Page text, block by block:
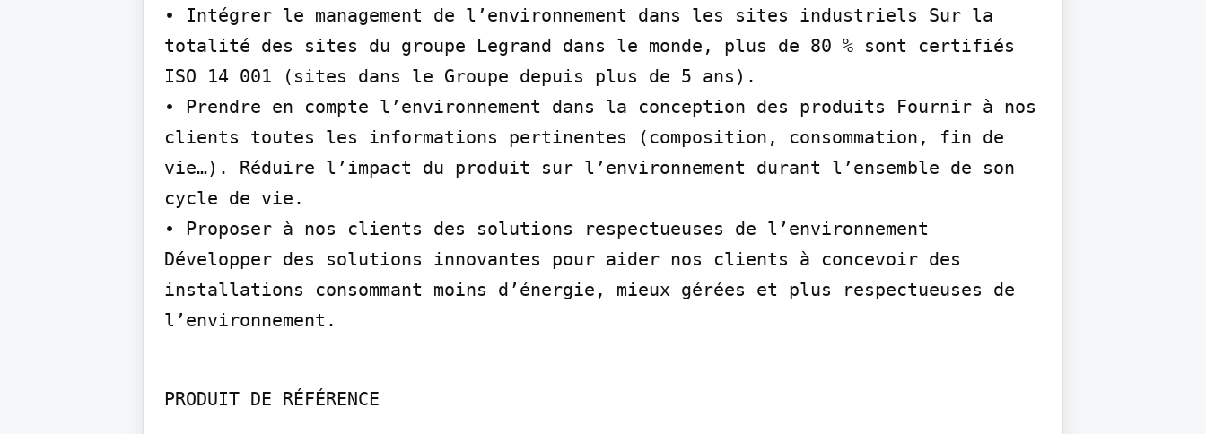
• Intégrer le management de l’environnement dans les sites industriels Sur la
totalité des sites du groupe Legrand dans le monde, plus de 80 % sont certifiés
ISO 14 001 (sites dans le Groupe depuis plus de 5 ans).
• Prendre en compte l’environnement dans la conception des produits Fournir à nos
clients toutes les informations pertinentes (composition, consommation, fin de
vie…). Réduire l’impact du produit sur l’environnement durant l’ensemble de son
cycle de vie.
• Proposer à nos clients des solutions respectueuses de l’environnement
Développer des solutions innovantes pour aider nos clients à concevoir des
installations consommant moins d’énergie, mieux gérées et plus respectueuses de
l’environnement.
PRODUIT DE RÉFÉRENCE